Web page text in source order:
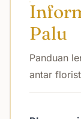
Palu
Panduan
antar